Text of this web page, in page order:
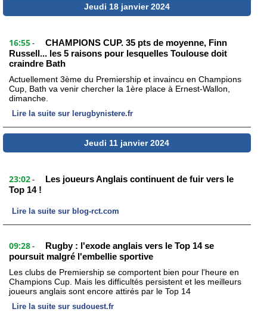
Jeudi 18 janvier 2024
16:55 -
CHAMPIONS CUP. 35 pts de moyenne, Finn
Russell... les 5 raisons pour lesquelles Toulouse doit
craindre Bath
Actuellement 3ème du Premiership et invaincu en Champions
Cup, Bath va venir chercher la 1ère place à Ernest-Wallon,
dimanche.
Lire la suite sur lerugbynistere.fr
Jeudi 11 janvier 2024
23:02 -
Les joueurs Anglais continuent de fuir vers le
Top 14 !
Lire la suite sur blog-rct.com
09:28 -
Rugby : l'exode anglais vers le Top 14 se
poursuit malgré l'embellie sportive
Les clubs de Premiership se comportent bien pour l'heure en
Champions Cup. Mais les difficultés persistent et les meilleurs
joueurs anglais sont encore attirés par le Top 14
Lire la suite sur sudouest.fr